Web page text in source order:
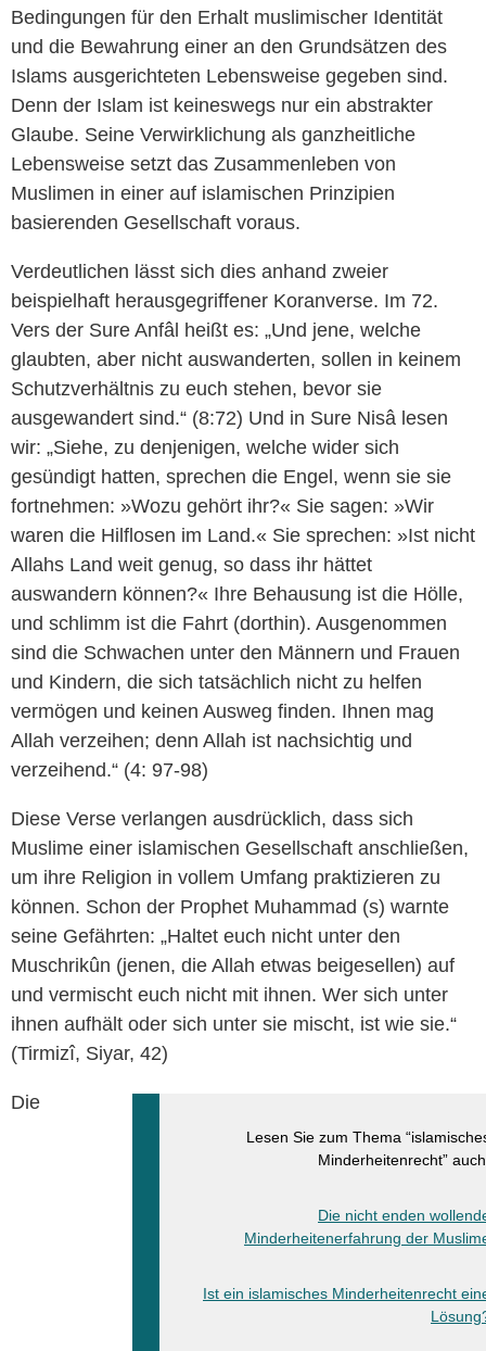
Bedingungen für den Erhalt muslimischer Identität
und die Bewahrung einer an den Grundsätzen des
Islams ausgerichteten Lebensweise gegeben sind.
Denn der Islam ist keineswegs nur ein abstrakter
Glaube. Seine Verwirklichung als ganzheitliche
Lebensweise setzt das Zusammenleben von
Muslimen in einer auf islamischen Prinzipien
basierenden Gesellschaft voraus.
Verdeutlichen lässt sich dies anhand zweier
beispielhaft herausgegriffener Koranverse. Im 72.
Vers der Sure Anfâl heißt es: „Und jene, welche
glaubten, aber nicht auswanderten, sollen in keinem
Schutzverhältnis zu euch stehen, bevor sie
ausgewandert sind.“ (8:72) Und in Sure Nisâ lesen
wir: „Siehe, zu denjenigen, welche wider sich
gesündigt hatten, sprechen die Engel, wenn sie sie
fortnehmen: »Wozu gehört ihr?« Sie sagen: »Wir
waren die Hilflosen im Land.« Sie sprechen: »Ist nicht
Allahs Land weit genug, so dass ihr hättet
auswandern können?« Ihre Behausung ist die Hölle,
und schlimm ist die Fahrt (dorthin). Ausgenommen
sind die Schwachen unter den Männern und Frauen
und Kindern, die sich tatsächlich nicht zu helfen
vermögen und keinen Ausweg finden. Ihnen mag
Allah verzeihen; denn Allah ist nachsichtig und
verzeihend.“ (4: 97-98)
Diese Verse verlangen ausdrücklich, dass sich
Muslime einer islamischen Gesellschaft anschließen,
um ihre Religion in vollem Umfang praktizieren zu
können. Schon der Prophet Muhammad (s) warnte
seine Gefährten: „Haltet euch nicht unter den
Muschrikûn (jenen, die Allah etwas beigesellen) auf
und vermischt euch nicht mit ihnen. Wer sich unter
ihnen aufhält oder sich unter sie mischt, ist wie sie.“
(Tirmizî, Siyar, 42)
Lesen Sie zum Thema
Minderheitenrecht”
Die nicht enden
Minderheitenerfahrung der
Ist ein islamisches Minderheitenrecht
Die